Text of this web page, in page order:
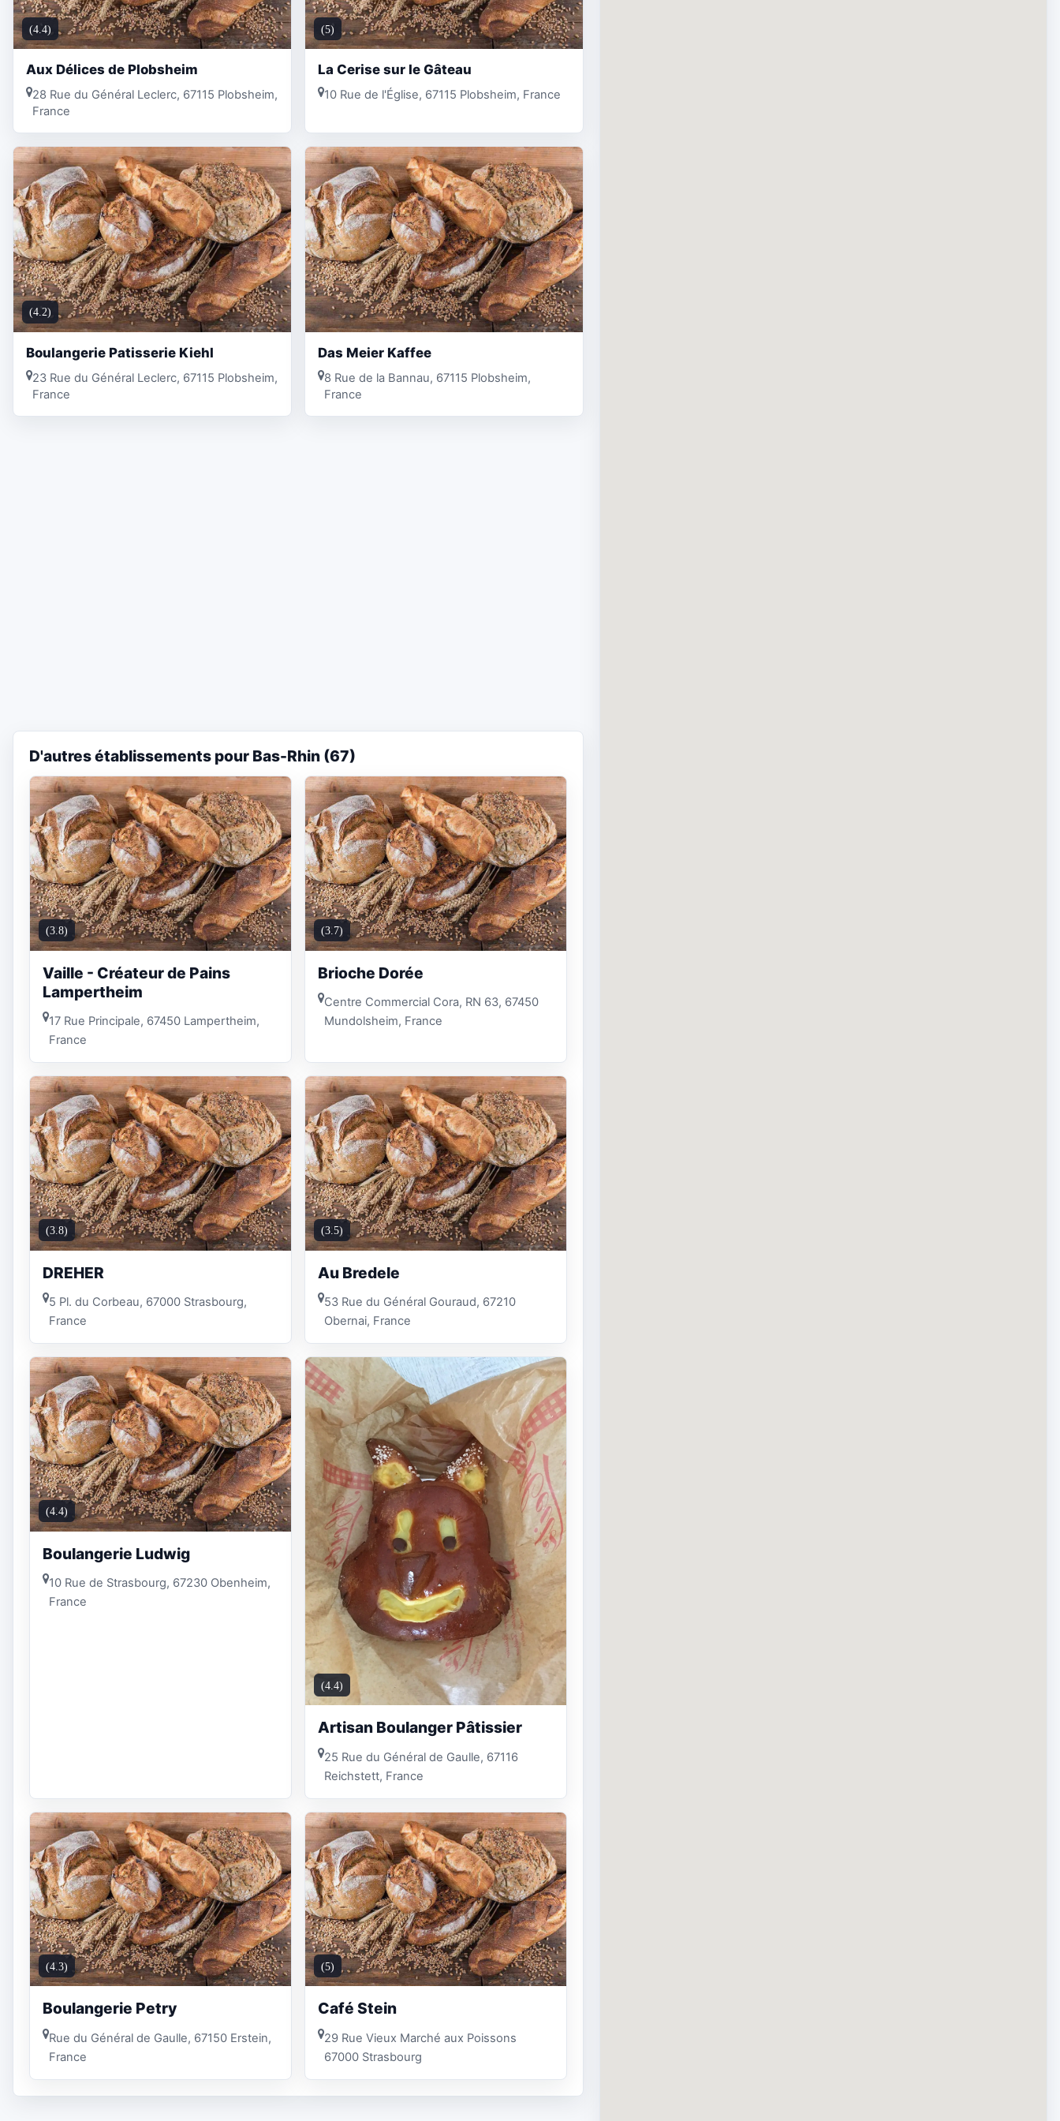
(4.4)
Aux Délices de Plobsheim
28 Rue du Général Leclerc, 67115 Plobsheim,
France
(5)
La Cerise sur le Gâteau
10 Rue de l'Église, 67115 Plobsheim, France
(4.2)
Boulangerie Patisserie Kiehl
23 Rue du Général Leclerc, 67115 Plobsheim,
France
Das Meier Kaffee
8 Rue de la Bannau, 67115 Plobsheim,
France
D'autres établissements pour Bas-Rhin (67)
(3.8)
Vaille - Créateur de Pains
Lampertheim
17 Rue Principale, 67450 Lampertheim,
France
(3.7)
Brioche Dorée
Centre Commercial Cora, RN 63, 67450
Mundolsheim, France
(3.8)
DREHER
5 Pl. du Corbeau, 67000 Strasbourg,
France
(3.5)
Au Bredele
53 Rue du Général Gouraud, 67210
Obernai, France
(4.4)
Boulangerie Ludwig
10 Rue de Strasbourg, 67230 Obenheim,
France
(4.4)
Artisan Boulanger Pâtissier
25 Rue du Général de Gaulle, 67116
Reichstett, France
(4.3)
Boulangerie Petry
Rue du Général de Gaulle, 67150 Erstein,
France
(5)
Café Stein
29 Rue Vieux Marché aux Poissons
67000 Strasbourg